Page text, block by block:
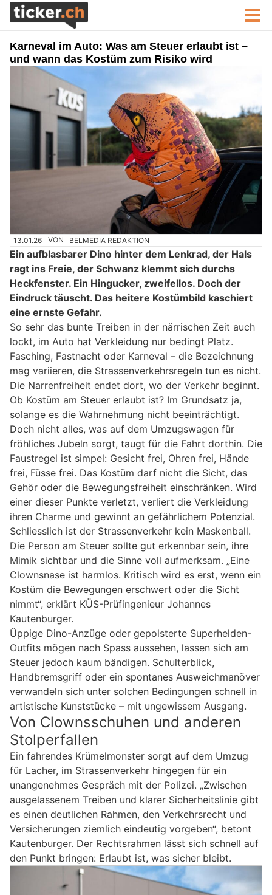
Karneval im Auto: Was am Steuer erlaubt ist –
und wann das Kostüm zum Risiko wird
13.01.26 VON BELMEDIA REDAKTION
Ein aufblasbarer Dino hinter dem Lenkrad, der Hals
ragt ins Freie, der Schwanz klemmt sich durchs
Heckfenster. Ein Hingucker, zweifellos. Doch der
Eindruck täuscht. Das heitere Kostümbild kaschiert
eine ernste Gefahr.
So sehr das bunte Treiben in der närrischen Zeit auch
lockt, im Auto hat Verkleidung nur bedingt Platz.
Fasching, Fastnacht oder Karneval – die Bezeichnung
mag variieren, die Strassenverkehrsregeln tun es nicht.
Die Narrenfreiheit endet dort, wo der Verkehr beginnt.
Ob Kostüm am Steuer erlaubt ist? Im Grundsatz ja,
solange es die Wahrnehmung nicht beeinträchtigt.
Doch nicht alles, was auf dem Umzugswagen für
fröhliches Jubeln sorgt, taugt für die Fahrt dorthin. Die
Faustregel ist simpel: Gesicht frei, Ohren frei, Hände
frei, Füsse frei. Das Kostüm darf nicht die Sicht, das
Gehör oder die Bewegungsfreiheit einschränken. Wird
einer dieser Punkte verletzt, verliert die Verkleidung
ihren Charme und gewinnt an gefährlichem Potenzial.
Schliesslich ist der Strassenverkehr kein Maskenball.
Die Person am Steuer sollte gut erkennbar sein, ihre
Mimik sichtbar und die Sinne voll aufmerksam. „Eine
Clownsnase ist harmlos. Kritisch wird es erst, wenn ein
Kostüm die Bewegungen erschwert oder die Sicht
nimmt“, erklärt KÜS-Prüfingenieur Johannes
Kautenburger.
Üppige Dino-Anzüge oder gepolsterte Superhelden-
Outfits mögen nach Spass aussehen, lassen sich am
Steuer jedoch kaum bändigen. Schulterblick,
Handbremsgriff oder ein spontanes Ausweichmanöver
verwandeln sich unter solchen Bedingungen schnell in
artistische Kunststücke – mit ungewissem Ausgang.
Von Clownsschuhen und anderen
Stolperfallen
Ein fahrendes Krümelmonster sorgt auf dem Umzug
für Lacher, im Strassenverkehr hingegen für ein
unangenehmes Gespräch mit der Polizei. „Zwischen
ausgelassenem Treiben und klarer Sicherheitslinie gibt
es einen deutlichen Rahmen, den Verkehrsrecht und
Versicherungen ziemlich eindeutig vorgeben“, betont
Kautenburger. Der Rechtsrahmen lässt sich schnell auf
den Punkt bringen: Erlaubt ist, was sicher bleibt.